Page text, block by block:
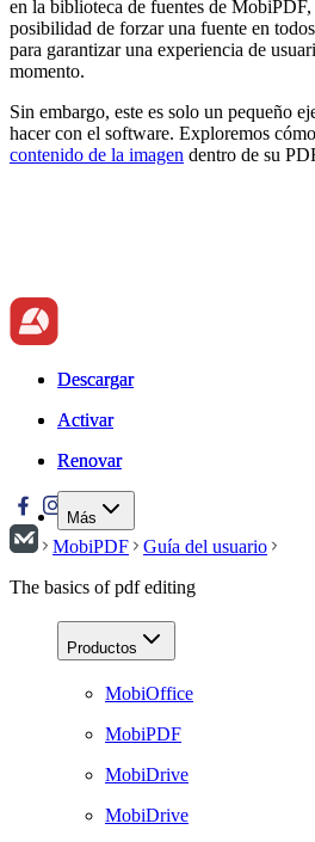
en la biblioteca de fuentes de
posibilidad de forzar una fuente en
para garantizar una experiencia de
momento.
Sin embargo, este es solo un pequeño
hacer con el software. Exploremos
contenido de la imagen dentro de su
Descargar
Activar
Renovar
Más
Descargar
Activar
Renovar
MobiPDF
Guía del usuario
The basics of pdf editing
Productos
MobiOffice
MobiPDF
MobiDrive
MobiDrive